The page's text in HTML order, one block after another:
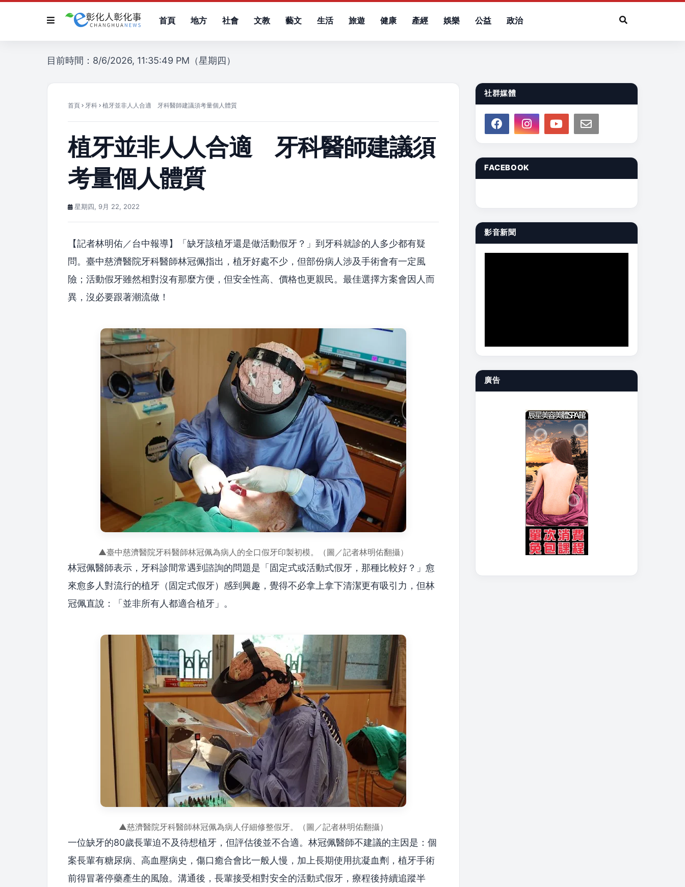
首頁 地方 社會 文教 藝文 生活 旅遊 健康 產經 娛樂 公益 政治
目前時間：8/6/2026, 11:35:49 PM（星期四）
首頁 牙科 植牙並非人人合適 牙科醫師建議須考量個人體質
植牙並非人人合適 牙科醫師建議須
考量個人體質
星期四, 9月 22, 2022
【記者林明佑／台中報導】「缺牙該植牙還是做活動假牙？」到牙科就診的人多少都有疑
問。臺中慈濟醫院牙科醫師林冠佩指出，植牙好處不少，但部份病人涉及手術會有一定風
險；活動假牙雖然相對沒有那麼方便，但安全性高、價格也更親民。最佳選擇方案會因人而
異，沒必要跟著潮流做！
▲臺中慈濟醫院牙科醫師林冠佩為病人的全口假牙印製初模。（圖／記者林明佑翻攝）
林冠佩醫師表示，牙科診間常遇到諮詢的問題是「固定式或活動式假牙，那種比較好？」愈
來愈多人對流行的植牙（固定式假牙）感到興趣，覺得不必拿上拿下清潔更有吸引力，但林
冠佩直說：「並非所有人都適合植牙」。
▲慈濟醫院牙科醫師林冠佩為病人仔細修整假牙。（圖／記者林明佑翻攝）
一位缺牙的80歲長輩迫不及待想植牙，但評估後並不合適。林冠佩醫師不建議的主因是：個
案長輩有糖尿病、高血壓病史，傷口癒合會比一般人慢，加上長期使用抗凝血劑，植牙手術
前得冒著停藥產生的風險。溝通後，長輩接受相對安全的活動式假牙，療程後持續追蹤半
社群媒體
FACEBOOK
影音新聞
廣告